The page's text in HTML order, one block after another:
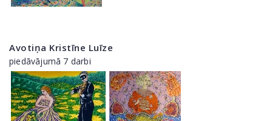
Avotiņa Kristīne Luīze
piedāvājumā 7 darbi